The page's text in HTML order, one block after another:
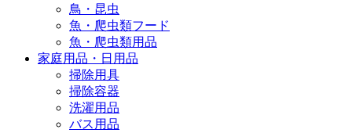
鳥・昆虫
魚・爬虫類フード
魚・爬虫類用品
家庭用品・日用品
掃除用具
掃除容器
洗濯用品
バス用品